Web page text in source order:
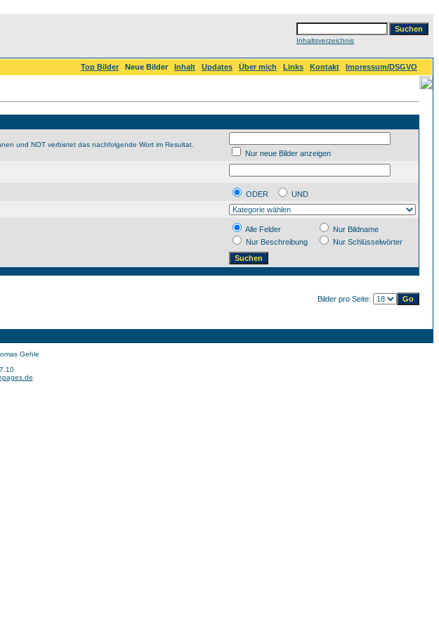
Inhaltsverzeichnis
Top Bilder Neue Bilder Inhalt Updates Über mich Links Kontakt
Impressum/DSGVO
und NOT verbietet das nachfolgende Wort im Resultat.
Nur neue Bilder anzeigen
ODER
UND
Alle Felder
Nur Bildname
Nur Beschreibung
Nur Schlüsselwörter
Bilder pro Seite:
Gehle